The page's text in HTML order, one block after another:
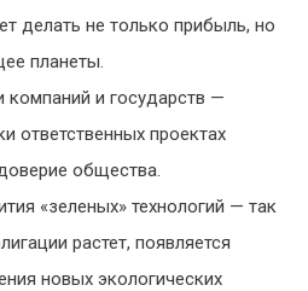
делать не только прибыль, но
планеты.
и государств —
ответственных проектах
общества.
«зеленых» технологий — так
растет, появляется
новых экологических